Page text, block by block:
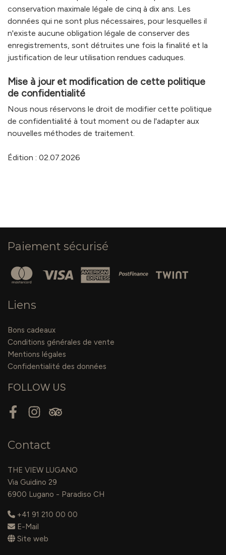
conservation maximale légale de cinq à dix ans. Les
données qui ne sont plus nécessaires, pour lesquelles il
n'existe aucune obligation légale de conserver des
enregistrements, sont détruites une fois la finalité et la
justification de leur utilisation rendues caduques.
Mise à jour et modification de cette politique
de confidentialité
Nous nous réservons le droit de modifier cette politique
de confidentialité à tout moment ou de l'adapter aux
nouvelles méthodes de traitement.
Édition : 02.07.2026
Paiement sécurisé
Liens
Bons cadeaux
Conditions générales de vente
Mentions légales
Confidentialité des données
FOLLOW US
FacebookInstagramTripadvisor
Contact
THE VIEW LUGANO
Via Guidino 29
6900 Lugano - Paradiso CH
+41 91 210 00 00
E-Mail
Site web